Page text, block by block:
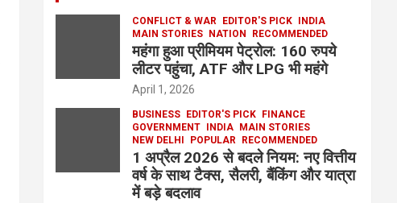
CONFLICT & WAR EDITOR'S PICK INDIA
MAIN STORIES NATION RECOMMENDED
महंगा हुआ प्रीमियम पेट्रोल: 160 रुपये
लीटर पहुंचा, ATF और LPG भी महंगे
April 1, 2026
BUSINESS EDITOR'S PICK FINANCE
GOVERNMENT INDIA MAIN STORIES
NEW DELHI
POPULAR RECOMMENDED
1 अप्रैल 2026 से बदले नियम: नए वित्तीय
वर्ष के साथ टैक्स, सैलरी, बैंकिंग और यात्रा
में बड़े बदलाव